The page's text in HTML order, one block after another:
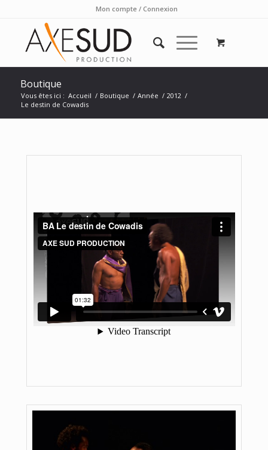
Mon compte / Connexion
Boutique
Vous êtes ici : Accueil / Boutique / Année / 2012 /
Le destin de Cowadis